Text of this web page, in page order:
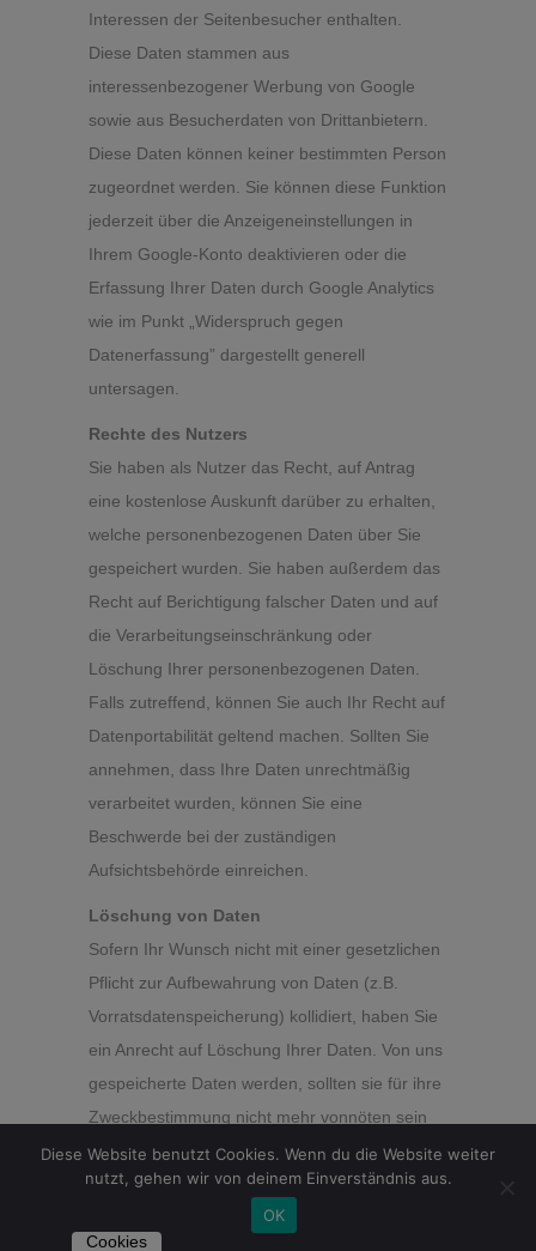
Interessen der Seitenbesucher enthalten.
Diese Daten stammen aus
interessenbezogener Werbung von Google
sowie aus Besucherdaten von Drittanbietern.
Diese Daten können keiner bestimmten Person
zugeordnet werden. Sie können diese Funktion
jederzeit über die Anzeigeneinstellungen in
Ihrem Google-Konto deaktivieren oder die
Erfassung Ihrer Daten durch Google Analytics
wie im Punkt „Widerspruch gegen
Datenerfassung” dargestellt generell
untersagen.
Rechte des Nutzers
Sie haben als Nutzer das Recht, auf Antrag
eine kostenlose Auskunft darüber zu erhalten,
welche personenbezogenen Daten über Sie
gespeichert wurden. Sie haben außerdem das
Recht auf Berichtigung falscher Daten und auf
die Verarbeitungseinschränkung oder
Löschung Ihrer personenbezogenen Daten.
Falls zutreffend, können Sie auch Ihr Recht auf
Datenportabilität geltend machen. Sollten Sie
annehmen, dass Ihre Daten unrechtmäßig
verarbeitet wurden, können Sie eine
Beschwerde bei der zuständigen
Aufsichtsbehörde einreichen.
Löschung von Daten
Sofern Ihr Wunsch nicht mit einer gesetzlichen
Pflicht zur Aufbewahrung von Daten (z.B.
Vorratsdatenspeicherung) kollidiert, haben Sie
ein Anrecht auf Löschung Ihrer Daten. Von uns
gespeicherte Daten werden, sollten sie für ihre
Zweckbestimmung nicht mehr vonnöten sein
und es keine gesetzlichen
Aufbewahrungsfristen geben, gelöscht. Falls
eine Löschung nicht durchgeführt werden
Diese Website benutzt Cookies. Wenn du die Website weiter
nutzt, gehen wir von deinem Einverständnis aus.
OK
Cookies